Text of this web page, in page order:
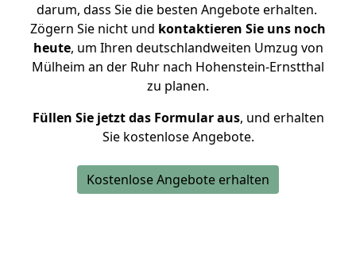
darum, dass Sie die besten Angebote erhalten.
Zögern Sie nicht und kontaktieren Sie uns noch
heute, um Ihren deutschlandweiten Umzug von
Mülheim an der Ruhr nach Hohenstein-Ernstthal
zu planen.
Füllen Sie jetzt das Formular aus, und erhalten
Sie kostenlose Angebote.
Kostenlose Angebote erhalten